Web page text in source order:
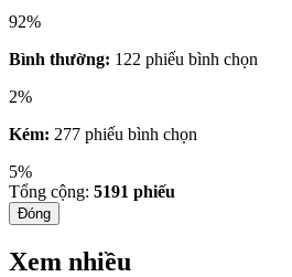
92%
Bình thường: 122 phiếu bình chọn
2%
Kém: 277 phiếu bình chọn
5%
Tổng cộng: 5191 phiếu
Đóng
Xem nhiều